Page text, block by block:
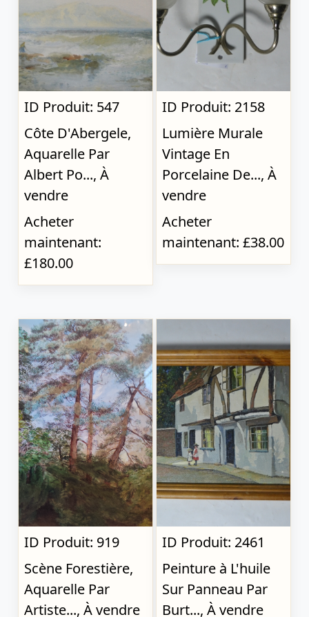
ID Produit: 547
Côte D'Abergele,
Aquarelle Par
Albert Po..., À
vendre
Acheter
maintenant:
£180.00
ID Produit: 2158
Lumière Murale
Vintage En
Porcelaine De..., À
vendre
Acheter
maintenant: £38.00
ID Produit: 919
Scène Forestière,
Aquarelle Par
Artiste..., À vendre
ID Produit: 2461
Peinture à L'huile
Sur Panneau Par
Burt..., À vendre